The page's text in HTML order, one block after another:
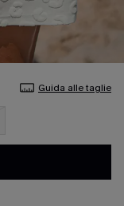
Guida alle taglie